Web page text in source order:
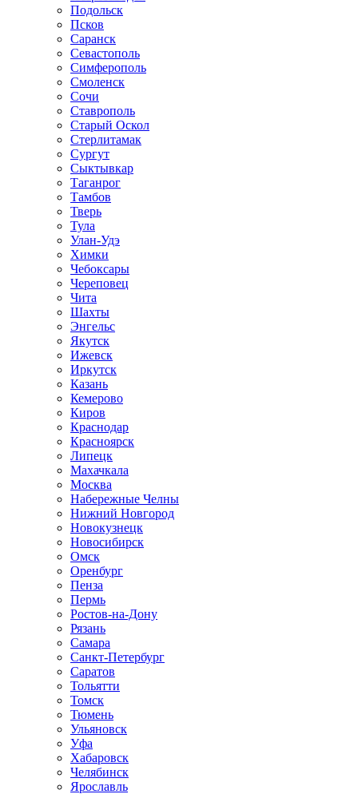
Подольск
Псков
Саранск
Севастополь
Симферополь
Смоленск
Сочи
Ставрополь
Старый Оскол
Стерлитамак
Сургут
Сыктывкар
Таганрог
Тамбов
Тверь
Тула
Улан-Удэ
Химки
Чебоксары
Череповец
Чита
Шахты
Энгельс
Якутск
Ижевск
Иркутск
Казань
Кемерово
Киров
Краснодар
Красноярск
Липецк
Махачкала
Москва
Набережные Челны
Нижний Новгород
Новокузнецк
Новосибирск
Омск
Оренбург
Пенза
Пермь
Ростов-на-Дону
Рязань
Самара
Санкт-Петербург
Саратов
Тольятти
Томск
Тюмень
Ульяновск
Уфа
Хабаровск
Челябинск
Ярославль